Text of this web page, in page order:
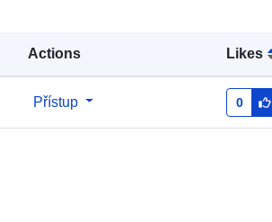
Actions Likes
Přístup 0
Přidáno do data.europa.eu: 28
March 2026
Aktualizace údajů.europa.eu:
28